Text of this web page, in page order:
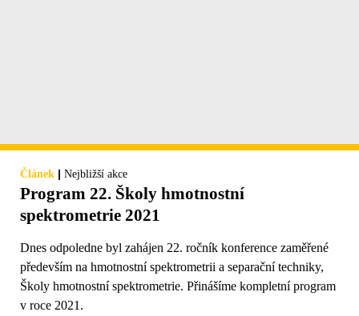
Článek | Nejbližší akce
Program 22. Školy hmotnostní
spektrometrie 2021
Dnes odpoledne byl zahájen 22. ročník konference zaměřené
především na hmotnostní spektrometrii a separační techniky,
Školy hmotnostní spektrometrie. Přinášíme kompletní program
v roce 2021.